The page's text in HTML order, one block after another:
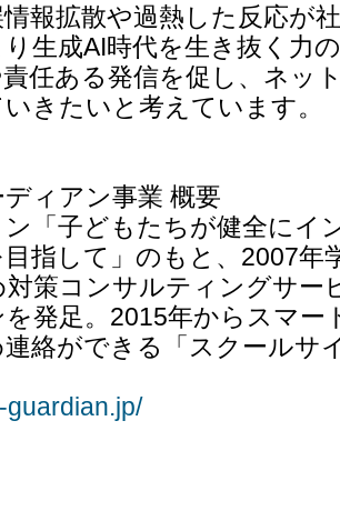
報拡散や過熱した反応が
生成AI時代を生き抜く力
任ある発信を促し、ネッ
きたいと考えています。
ィアン事業 概要
「子どもたちが健全にイ
指して」のもと、2007年
策コンサルティングサー
発足。2015年からスマー
絡ができる「スクールサ
guardian.jp/